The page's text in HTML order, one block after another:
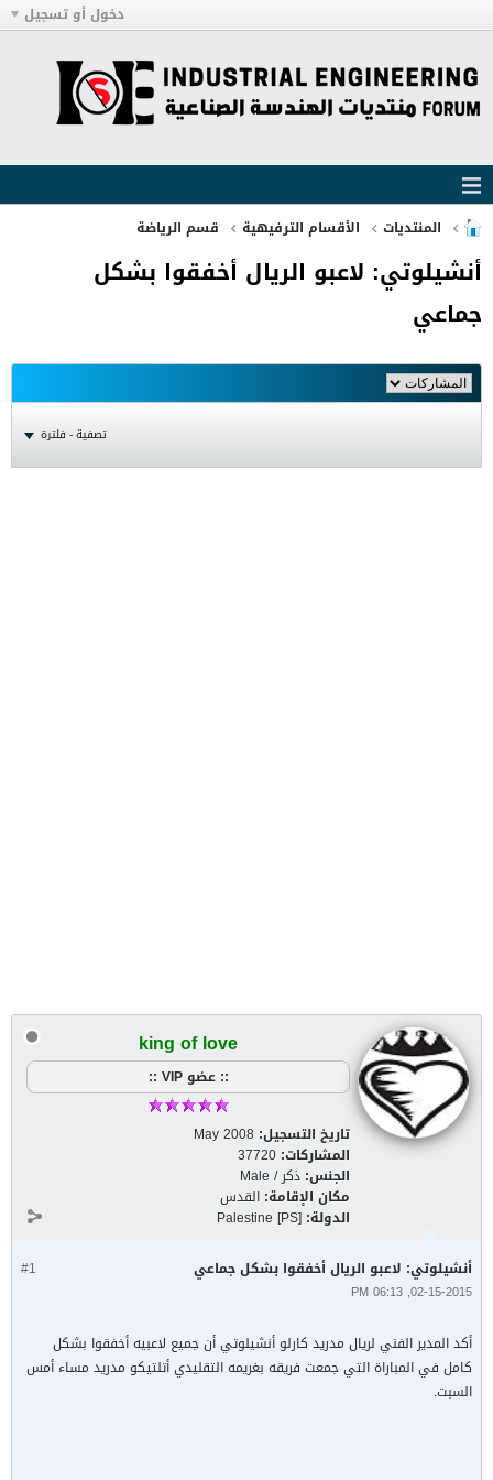
دخول أو تسجيل
المنتديات الأقسام الترفيهية قسم الرياضة
أنشيلوتي: لاعبو الريال أخفقوا بشكل
جماعي
تصفية - فلترة
king of love
:: عضو VIP ::
تاريخ التسجيل: May 2008
المشاركات: 37720
الجنس: ذكر / Male
مكان الإقامة: القدس
الدولة: Palestine [PS]
#1 أنشيلوتي: لاعبو الريال أخفقوا بشكل جماعي
02-15-2015, 06:13 PM
أكد المدير الفني لريال مدريد كارلو أنشيلوتي أن جميع لاعبيه أخفقوا بشكل
كامل في المباراة التي جمعت فريقه بغريمه التقليدي أتلتيكو مدريد مساء أمس
السبت.